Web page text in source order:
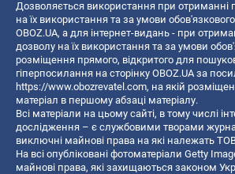
Дозволяється використання при отриманні
на їх використання та за умови
OBOZ.UA, а для інтернет-видань - при
дозволу на їх використання та за умови
розміщення прямого, відкритого для
гіперпосилання на сторінку OBOZ.UA за
https://www.obozrevatel.com, на якій
матеріал в першому абзаці матеріалу.
Всі матеріали на цьому сайті, в тому числі
дослідження – є службовими творами
виключні майнові права на які належать
На всі опубліковані фотоматеріали Getty
майнові права, які захищаються законом